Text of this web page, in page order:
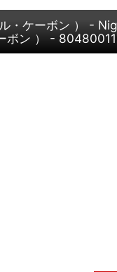
・ケーボン ） -
ボン ） -